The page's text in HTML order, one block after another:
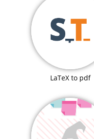
LaTeX to pdf